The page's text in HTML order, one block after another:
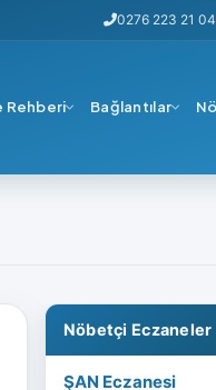
0276 223 21 04
Rehberi Bağlantılar
Nöbetçi Eczaneler
ŞAN Eczanesi